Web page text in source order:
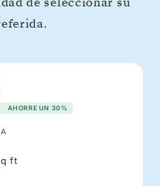
AHORRE UN 30%
ft